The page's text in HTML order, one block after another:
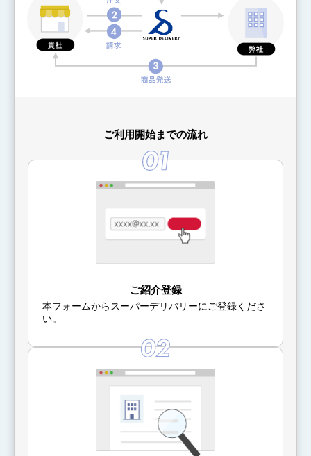
ご利用開始までの流れ
ご紹介登録
本フォームからスーパーデリバリーにご登録くださ
い。